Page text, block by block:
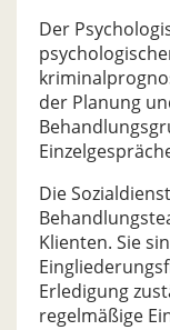
Der
der Planung
Die
Klienten. Sie
Erledigung
regelmäßige